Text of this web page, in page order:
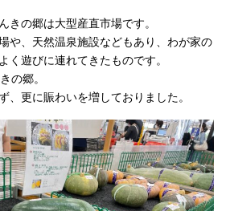
きの郷は大型産直市場です。
や、天然温泉施設などもあり、わが家の
く遊びに連れてきたものです。
の郷。
、更に賑わいを増しておりました。